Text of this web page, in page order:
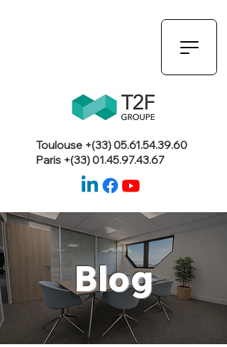
Toulouse +(33)05.61.54.39.60
Paris +(33)01.45.97.43.67
Blog